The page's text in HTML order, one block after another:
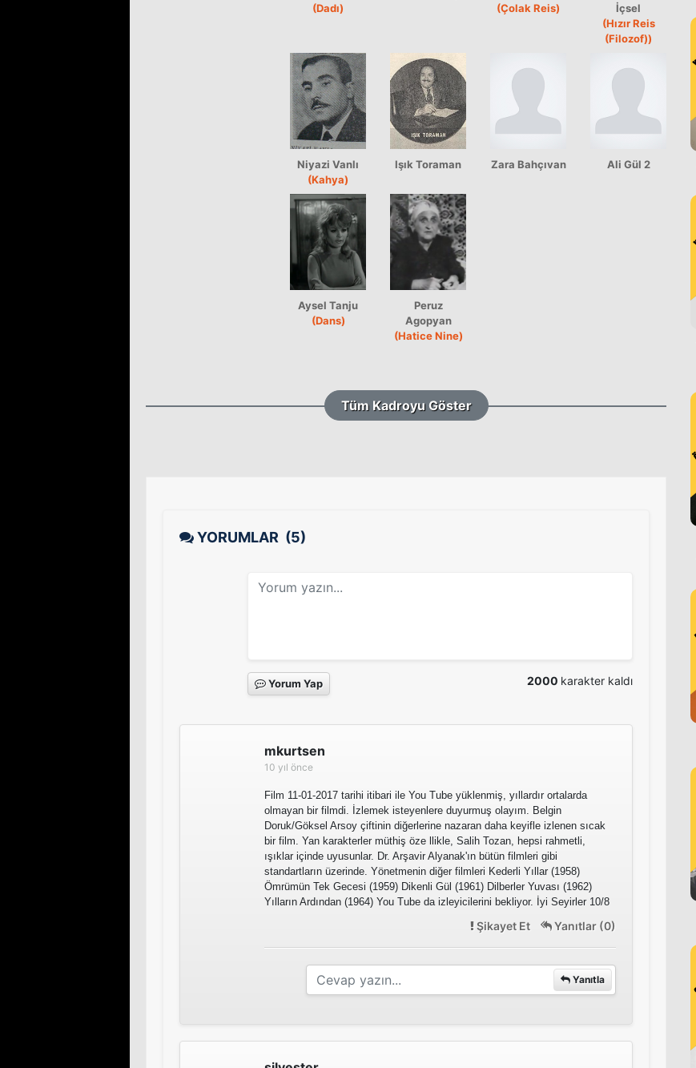
(Dadı)
(Çolak Reis)
İçsel
(Hızır Reis
(Filozof))
Niyazi Vanlı
(Kahya)
Işık Toraman Zara Bahçıvan Ali Gül 2
Aysel Tanju
(Dans)
Peruz
Agopyan
(Hatice Nine)
Tüm Kadroyu Göster
YORUMLAR (5)
Yorum Yap 2000 karakter kaldı
mkurtsen
10 yıl önce
Film 11-01-2017 tarihi itibari ile You Tube yüklenmiş, yıllardır ortalarda
olmayan bir filmdi. İzlemek isteyenlere duyurmuş olayım. Belgin
Doruk/Göksel Arsoy çiftinin diğerlerine nazaran daha keyifle izlenen sıcak
bir film. Yan karakterler müthiş öze llikle, Salih Tozan, hepsi rahmetli,
ışıklar içinde uyusunlar. Dr. Arşavir Alyanak'ın bütün filmleri gibi
standartların üzerinde. Yönetmenin diğer filmleri Kederli Yıllar (1958)
Ömrümün Tek Gecesi (1959) Dikenli Gül (1961) Dilberler Yuvası (1962)
Yılların Ardından (1964) You Tube da izleyicilerini bekliyor. İyi Seyirler 10/8
Şikayet Et Yanıtlar (0)
Yanıtla